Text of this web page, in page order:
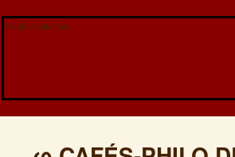
Veuillez patienter...